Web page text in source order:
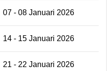
07 - 08 Januari 2026
14 - 15 Januari 2026
21 - 22 Januari 2026